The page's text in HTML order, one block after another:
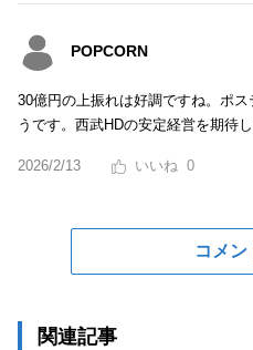
POPCORN
30億円の上振れは好調ですね。ポ
うです。西武HDの安定経営を期待し
2026/2/13 0
コメン
関連記事